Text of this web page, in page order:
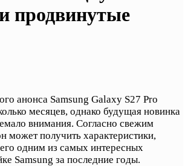
продвинутые
анонса Samsung Galaxy S27 Pro
месяцев, однако будущая новинка
внимания. Согласно свежим
может получить характеристики,
одним из самых интересных
Samsung за последние годы.